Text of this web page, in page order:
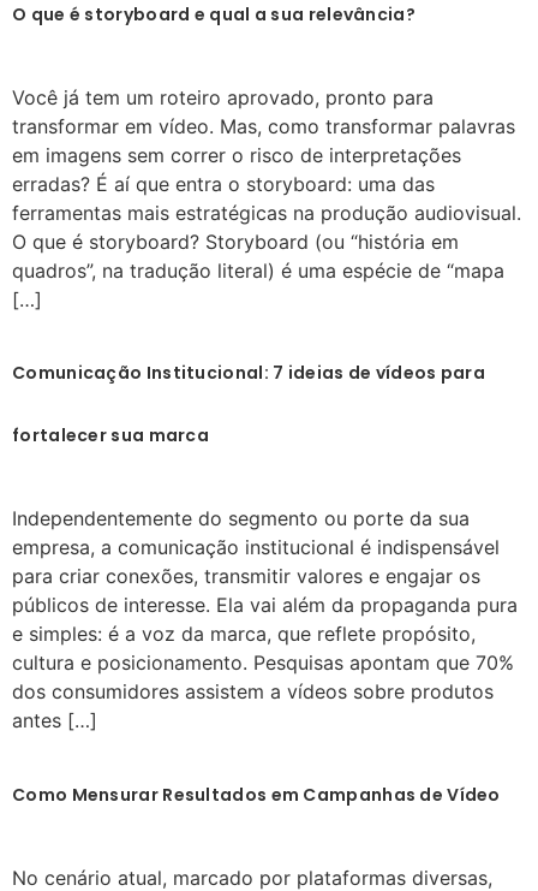
O que é storyboard e qual a sua relevância?
Você já tem um roteiro aprovado, pronto para
transformar em vídeo. Mas, como transformar palavras
em imagens sem correr o risco de interpretações
erradas? É aí que entra o storyboard: uma das
ferramentas mais estratégicas na produção audiovisual.
O que é storyboard? Storyboard (ou “história em
quadros”, na tradução literal) é uma espécie de “mapa
[…]
Comunicação Institucional: 7 ideias de vídeos para
fortalecer sua marca
Independentemente do segmento ou porte da sua
empresa, a comunicação institucional é indispensável
para criar conexões, transmitir valores e engajar os
públicos de interesse. Ela vai além da propaganda pura
e simples: é a voz da marca, que reflete propósito,
cultura e posicionamento. Pesquisas apontam que 70%
dos consumidores assistem a vídeos sobre produtos
antes […]
Como Mensurar Resultados em Campanhas de Vídeo
No cenário atual, marcado por plataformas diversas,